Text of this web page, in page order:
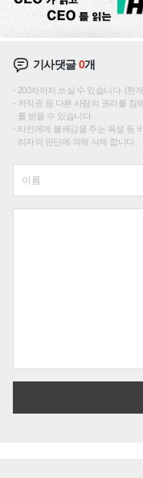
기사댓글0개
200자까지 쓰실 수 있습니다. (현
저작권 등 다른 사람의 권리를 침
를 받을 수 있습니다.
타인에게 불쾌감을 주는 욕설 등
리자의 판단에 의해 삭제 합니다.